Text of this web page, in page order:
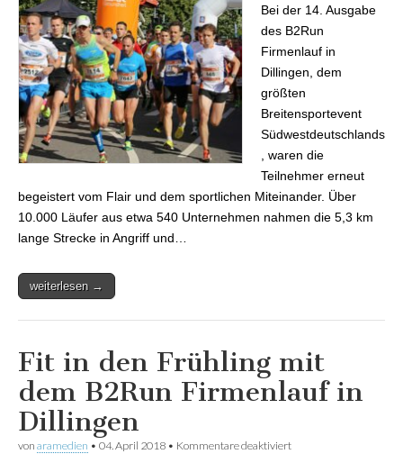
Bei der 14. Ausgabe
des B2Run
Firmenlauf in
Dillingen, dem
größten
Breitensportevent
Südwestdeutschlands
, waren die
Teilnehmer erneut
begeistert vom Flair und dem sportlichen Miteinander. Über
10.000 Läufer aus etwa 540 Unternehmen nahmen die 5,3 km
lange Strecke in Angriff und…
weiterlesen →
Fit in den Frühling mit
dem B2Run Firmenlauf in
Dillingen
von aramedien • 04. April 2018 • Kommentare deaktiviert